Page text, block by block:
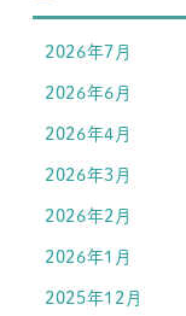
2026年7月
2026年6月
2026年4月
2026年3月
2026年2月
2026年1月
2025年12月